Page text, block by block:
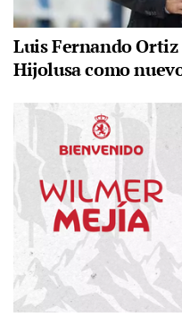
Luis Fernando
Hijolusa como